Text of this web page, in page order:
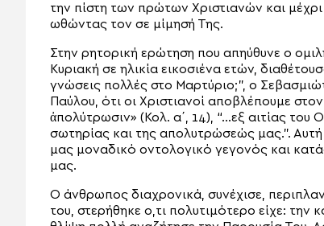
την πίστη των πρώτων Χριστιανών και
ωθώντας τον σε μίμησή Της.
Στην ρητορική ερώτηση που απηύθυνε ο
Κυριακή σε ηλικία εικοσιένα ετών,
γνώσεις πολλές στο Μαρτύριο;”, ο
Παύλου, ότι οι Χριστιανοί αποβλέπουμε
ἀπολύτρωσιν» (Κολ. α΄, 14), “…εξ αιτίας
σωτηρίας και της απολυτρώσεώς μας.”.
μας μοναδικό οντολογικό γεγονός και
μας.
Ο άνθρωπος διαχρονικά, συνέχισε,
του, στερήθηκε ο,τι πολυτιμότερο είχε: την